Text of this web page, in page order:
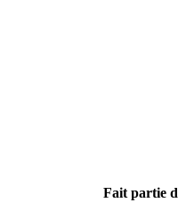
Fait partie